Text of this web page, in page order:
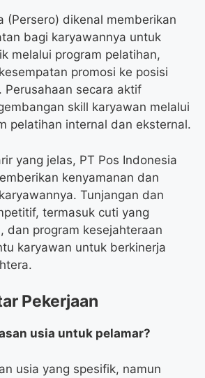
(Persero) dikenal memberikan
bagi karyawannya untuk
melalui program pelatihan,
promosi ke posisi
Perusahaan secara aktif
skill karyawan melalui
pelatihan internal dan eksternal.
yang jelas, PT Pos Indonesia
kenyamanan dan
Tunjangan dan
termasuk cuti yang
dan program kesejahteraan
karyawan untuk berkinerja
Pekerjaan
usia untuk pelamar?
usia yang spesifik, namun